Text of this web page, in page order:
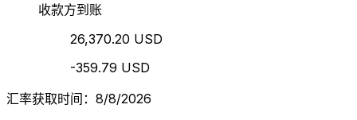
收款方到账
26,370.20 USD
-359.79 USD
汇率获取时间：8/8/2026